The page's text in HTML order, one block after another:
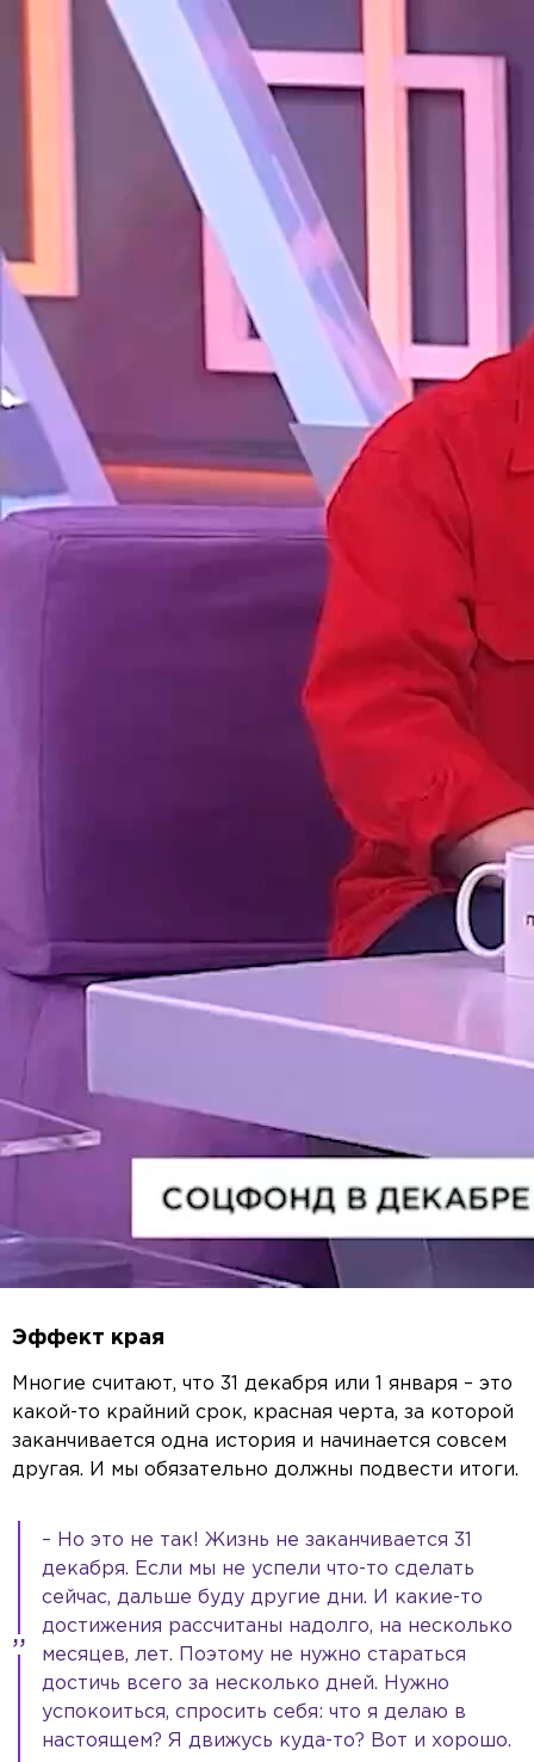
Эффект края
Многие считают, что 31 декабря или 1 января – это
какой-то крайний срок, красная черта, за которой
заканчивается одна история и начинается совсем
другая. И мы обязательно должны подвести итоги.
– Но это не так! Жизнь не заканчивается 31
декабря. Если мы не успели что-то сделать
сейчас, дальше буду другие дни. И какие-то
достижения рассчитаны надолго, на несколько
месяцев, лет. Поэтому не нужно стараться
достичь всего за несколько дней. Нужно
успокоиться, спросить себя: что я делаю в
настоящем? Я движусь куда-то? Вот и хорошо.